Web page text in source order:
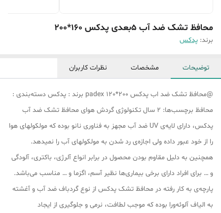
محافظ تشک ضد آب 5بعدی پدکس 160*200
برند: پدکس
توضیحات مشخصات نظرات کاربران
@محافظ تشک ضد اب پدکس 200*120 padex برند : پدکس دسته‌بندی :
محافظ برچسب‌ها: 2 سال تکنولوژی گردش هوای محافظ تشک ضد آب
پدکس، دارای لایه‌ی UV ضد آب مجهز به فناوری نانو بوده که مولکولهای هوا
را از خود عبور داده ولی اجازه‌ی رد شدن به مولکولهای آب را نمیدهد.
همچنین به دلیل مقاوم بودن محصول در برابر انواع آلرژی، باکتری، آلودگی
و … برای افراد دارای برخی بیماری‌ها نظیر آسم، اگزما و … مناسب می‌باشد.
پارچه‌ی به کار رفته در محافظ تشک پدکس از نوع گردباف ضد آب و آغشته
به الیاف آلوئه‌ورا بوده که موجب لطافت، نرمی و جلوگیری از ایجاد